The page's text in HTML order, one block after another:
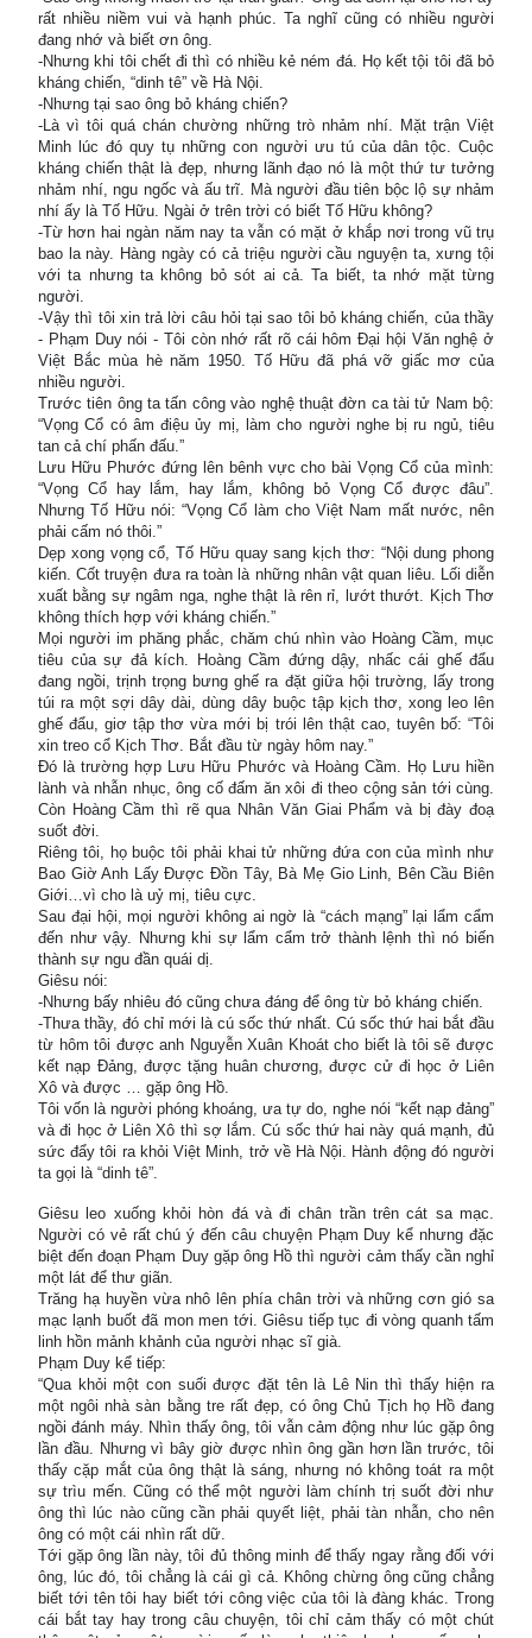
rất nhiều niềm vui và hạnh phúc. Ta nghĩ cũng có nhiều người
đang nhớ và biết ơn ông.
-Nhưng khi tôi chết đi thì có nhiều kẻ ném đá. Họ kết tội tôi đã bỏ
kháng chiến, “dinh tê” về Hà Nội.
-Nhưng tại sao ông bỏ kháng chiến?
-Là vì tôi quá chán chường những trò nhảm nhí. Mặt trận Việt
Minh lúc đó quy tụ những con người ưu tú của dân tộc. Cuộc
kháng chiến thật là đẹp, nhưng lãnh đạo nó là một thứ tư tưởng
nhảm nhí, ngu ngốc và ấu trĩ. Mà người đầu tiên bộc lộ sự nhảm
nhí ấy là Tố Hữu. Ngài ở trên trời có biết Tố Hữu không?
-Từ hơn hai ngàn năm nay ta vẫn có mặt ở khắp nơi trong vũ trụ
bao la này. Hàng ngày có cả triệu người cầu nguyện ta, xưng tội
với ta nhưng ta không bỏ sót ai cả. Ta biết, ta nhớ mặt từng
người.
-Vậy thì tôi xin trả lời câu hỏi tại sao tôi bỏ kháng chiến, của thầy
- Phạm Duy nói - Tôi còn nhớ rất rõ cái hôm Đại hội Văn nghệ ở
Việt Bắc mùa hè năm 1950. Tố Hữu đã phá vỡ giấc mơ của
nhiều người.
Trước tiên ông ta tấn công vào nghệ thuật đờn ca tài tử Nam bộ:
“Vọng Cổ có âm điệu ủy mị, làm cho người nghe bị ru ngủ, tiêu
tan cả chí phấn đấu.”
Lưu Hữu Phước đứng lên bênh vực cho bài Vọng Cổ của mình:
“Vọng Cổ hay lắm, hay lắm, không bỏ Vọng Cổ được đâu”.
Nhưng Tố Hữu nói: “Vọng Cổ làm cho Việt Nam mất nước, nên
phải cấm nó thôi.”
Dẹp xong vọng cổ, Tố Hữu quay sang kịch thơ: “Nội dung phong
kiến. Cốt truyện đưa ra toàn là những nhân vật quan liêu. Lối diễn
xuất bằng sự ngâm nga, nghe thật là rên rỉ, lướt thướt. Kịch Thơ
không thích hợp với kháng chiến.”
Mọi người im phăng phắc, chăm chú nhìn vào Hoàng Cầm, mục
tiêu của sự đả kích. Hoàng Cầm đứng dậy, nhấc cái ghế đẩu
đang ngồi, trịnh trọng bưng ghế ra đặt giữa hội trường, lấy trong
túi ra một sợi dây dài, dùng dây buộc tập kịch thơ, xong leo lên
ghế đẩu, giơ tập thơ vừa mới bị trói lên thật cao, tuyên bố: “Tôi
xin treo cổ Kịch Thơ. Bắt đầu từ ngày hôm nay.”
Đó là trường hợp Lưu Hữu Phước và Hoàng Cầm. Họ Lưu hiền
lành và nhẫn nhục, ông cố đấm ăn xôi đi theo cộng sản tới cùng.
Còn Hoàng Cầm thì rẽ qua Nhân Văn Giai Phẩm và bị đày đoạ
suốt đời.
Riêng tôi, họ buộc tôi phải khai tử những đứa con của mình như
Bao Giờ Anh Lấy Được Đồn Tây, Bà Mẹ Gio Linh, Bên Cầu Biên
Giới…vì cho là uỷ mị, tiêu cực.
Sau đại hội, mọi người không ai ngờ là “cách mạng” lại lẩm cẩm
đến như vậy. Nhưng khi sự lẩm cẩm trở thành lệnh thì nó biến
thành sự ngu đần quái dị.
Giêsu nói:
-Nhưng bấy nhiêu đó cũng chưa đáng để ông từ bỏ kháng chiến.
-Thưa thầy, đó chỉ mới là cú sốc thứ nhất. Cú sốc thứ hai bắt đầu
từ hôm tôi được anh Nguyễn Xuân Khoát cho biết là tôi sẽ được
kết nạp Đảng, được tặng huân chương, được cử đi học ở Liên
Xô và được … gặp ông Hồ.
Tôi vốn là người phóng khoáng, ưa tự do, nghe nói “kết nạp đảng”
và đi học ở Liên Xô thì sợ lắm. Cú sốc thứ hai này quá mạnh, đủ
sức đẩy tôi ra khỏi Việt Minh, trở về Hà Nội. Hành động đó người
ta gọi là “dinh tê”.
Giêsu leo xuống khỏi hòn đá và đi chân trần trên cát sa mạc.
Người có vẻ rất chú ý đến câu chuyện Phạm Duy kể nhưng đặc
biệt đến đoạn Phạm Duy gặp ông Hồ thì người cảm thấy cần nghỉ
một lát để thư giãn.
Trăng hạ huyền vừa nhô lên phía chân trời và những cơn gió sa
mạc lạnh buốt đã mon men tới. Giêsu tiếp tục đi vòng quanh tấm
linh hồn mảnh khảnh của người nhạc sĩ già.
Phạm Duy kể tiếp:
“Qua khỏi một con suối được đặt tên là Lê Nin thì thấy hiện ra
một ngôi nhà sàn bằng tre rất đẹp, có ông Chủ Tịch họ Hồ đang
ngồi đánh máy. Nhìn thấy ông, tôi vẫn cảm động như lúc gặp ông
lần đầu. Nhưng vì bây giờ được nhìn ông gần hơn lần trước, tôi
thấy cặp mắt của ông thật là sáng, nhưng nó không toát ra một
sự trìu mến. Cũng có thể một người làm chính trị suốt đời như
ông thì lúc nào cũng cần phải quyết liệt, phải tàn nhẫn, cho nên
ông có một cái nhìn rất dữ.
Tới gặp ông lần này, tôi đủ thông minh để thấy ngay rằng đối với
ông, lúc đó, tôi chẳng là cái gì cả. Không chừng ông cũng chẳng
biết tới tên tôi hay biết tới công việc của tôi là đàng khác. Trong
cái bắt tay hay trong câu chuyện, tôi chỉ cảm thấy có một chút